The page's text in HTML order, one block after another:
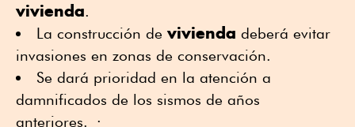
vivienda.
La construcción de vivienda deberá evitar
invasiones en zonas de conservación.
Se dará prioridad en la atención a
damnificados de los sismos de años
anteriores. ·